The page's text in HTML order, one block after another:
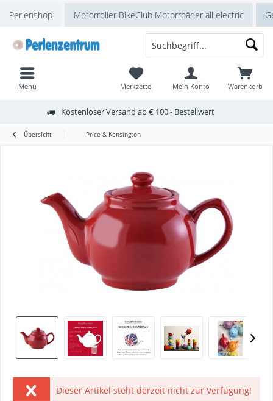
Perlenshop Motorroller BikeClub Motorroäder all electric
Kostenloser Versand ab € 100,- Bestellwert
Warenkorb
Merkzettel Mein Konto
Menü
Übersicht Price & Kensington
Dieser Artikel steht derzeit nicht zur Verfügung!